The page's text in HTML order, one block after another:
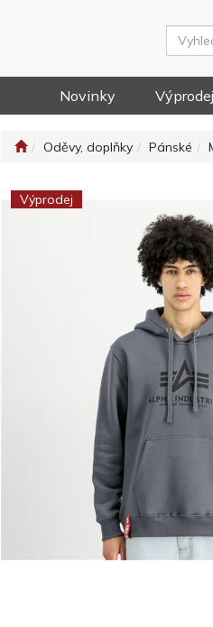
Novinky Výprodej
Oděvy, doplňky Pánské
Výprodej